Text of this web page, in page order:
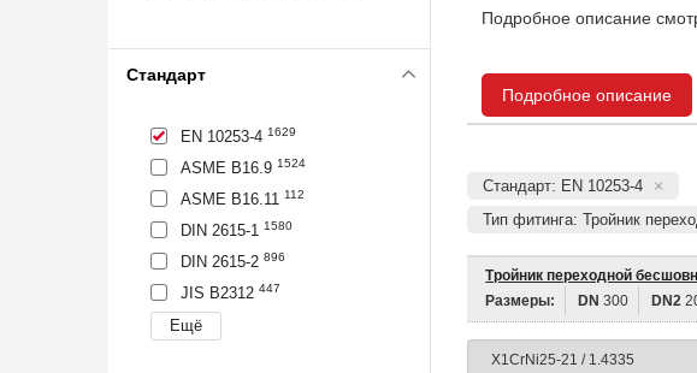
Стандарт
EN 10253-4 1629
ASME B16.9 1524
ASME B16.11 112
DIN 2615-1 1580
DIN 2615-2 896
JIS B2312 447
Подробное описание
Подробное описание
Стандарт: EN 10253-4
Тип фитинга: Тройник
Тройник переходной
Размеры:
DN 300 DN2